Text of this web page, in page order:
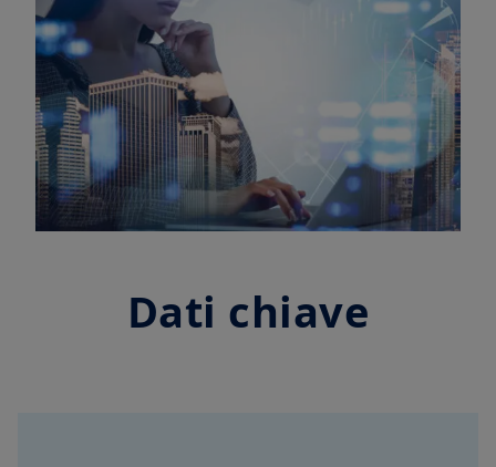
Dati chiave